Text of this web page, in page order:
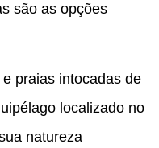
são as opções
praias intocadas de
localizado no
natureza